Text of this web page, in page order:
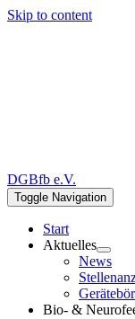
Skip to content
DGBfb e.V.
Toggle Navigation
Start
Aktuelles
News
Bio- &